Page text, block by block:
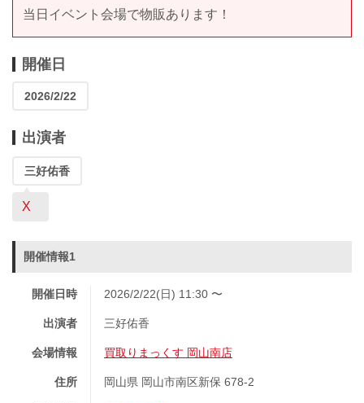
当日イベント会場で物販あります！
開催日
2026/2/22
出演者
三好佑香
X
開催情報1
開催日時 2026/2/22(日) 11:30 〜
出演者 三好佑香
会場情報 買取りまっくす 岡山南店
住所 岡山県 岡山市南区新保 678-2